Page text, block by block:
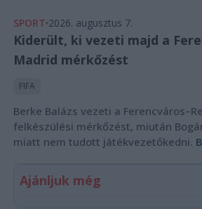
SPORT 2026. augusztus 7.
Kiderült, ki vezeti majd a
Madrid mérkőzést
FIFA
Berke Balázs vezeti a
felkészülési mérkőzést, miután
miatt nem tudott játékvezetőkedni.
Ajánljuk még